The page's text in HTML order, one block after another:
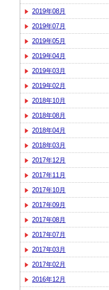
2019年08月
2019年07月
2019年05月
2019年04月
2019年03月
2019年02月
2018年10月
2018年08月
2018年04月
2018年03月
2017年12月
2017年11月
2017年10月
2017年09月
2017年08月
2017年07月
2017年03月
2017年02月
2016年12月